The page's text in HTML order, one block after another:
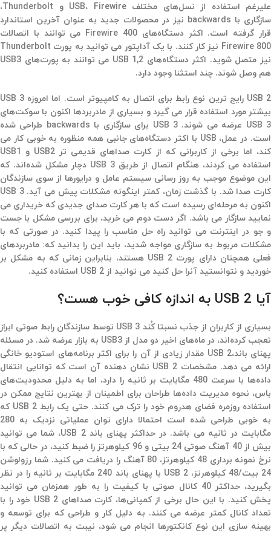
علیرغم استفاده از نسل‌های مختلف USB، Firewire و Thunderbolt،
سازگاری با backwards نیز در محصولات جدید به عنوان آخرین استاندارد
قرار گرفته است. اکثر دستگاه‌های Firewire 400 می توانند با اتصالات
Firewire 800 نیز کار کنند. با یک آداپتور می توانید به پورت Thunderbolt
نیز متصل شوید. اکثر دستگاه‌های USB 1,2 می توانند به پورت‌های USB3
هم وصل شوند. چند استثنا وجود دارد.
USB 2 رایج ترین نوع رابط برای اتصال به کامپیوتر است. اما امروزه USB 3
بیشتر مورد استفاده قرار می گیرد و بسیاری از مادربردها اکنون با سوکت‌های
USB 3 عرضه می شوند. USB 3 برای سازگاری با backwards طراحی شده
است. در عمل، USB با اکثر دستگاه‌های جانبی همه منظوره به خوبی کار می
کند،‌ اما برخی از کاربرانی که از کارت صداهای قدیمی تر USB2 و USB1
استفاده می کردند، هنگام اتصال از طریق USB 3 دچار مشکل شده‌اند. که
این موضوع موجب به روز رسانی سیستم عامل و درایورها از سوی سازندگان
کارت صدا شد. با گذشت زمان، کمتر اینگونه مشکلات پیش می آید. USB 3
اکنون به مرحله‌ای رسیده است که با هر کارت صدای جدیدی که خریداری می
نمایید سازگار می باشد. اگر دست دوم می خرید، برای بررسی مشکل با جست
و جو در اینترنت می توانید راه حل مناسب را پیدا کنید. در صورتی که با
مشکلات مربوط به سازگاری مواجه شدید،‌ باید این را بدانید که: مادربردهای
فعلی همچنان دارای پورت USB 2 هستند، بنابراین زمانی که به مشکل بر
خوردید و نتوانستید آنرا حل کنید می توانید از USB 2 استفاده کنید.
آیا USB 2 به اندازه کافی خوب هست؟
بسیاری از کاربران از جذب نسبتا کُند USB 3 توسط سازندگان رابط صوتی ابراز
تعجب کرده‌اند،‌ در ماه‌های اخیر دو مدل از USB3 به بازار عرضه شد. در مسئله
پهنای باند،‌USB 2 مقدار زیادی از آن را برای اکثر برنامه‌های استودیو خانگی
ارائه می دهد. مشخصات USB 2 نشان دهنده آن است که توانایی انتقال
داده‌ها با سرعت 480 مگابایت بر ثانیه را دارد،‌ اما به دلیل محدودیت‌های
باس، نحوه مدیریت داده‌ها طراحان برای اطمینان از بهترین نتایج ممکن در
استفاده روزمره فضای هدروم خود را ترک می کنند. حتی یک رابط USB 2 که
به خوبی طراحی شده است احتمالا دارای توان عملیاتی نزدیک به 280
مگابایت در ثانیه می باشد. در حداکثر پهنای باند USB 2، شما می توانید
بیش از 40 آهنگ صوتی 24 بیتی و 96 کیلوهرتز را ضبط کنید، در حالی که با
نرخ نمونه برداری 48 کیلوهرتز، 80 آهنگ را دریافت می کنید. شما رزولوشن
24 بیت/48 کیلوهرتز،‌ USB 2 با پهنای باند 240 مگابایت بر ثانیه را در نظر
بگیرید، حداکثر 40 کانال صوتی با کیفیت را به طور همزمان می توانید
پخش کنید. با این حال برخی از کمپانی‌ها، کارت صداهای USB 2 خود را با
تعداد کانال کمتر عرضه می کنند. به دلیل کار و طراحی که برای توسعه و
بهینه سازی این نوع کانکتورها انجام می شود، نیبت به اتصالات دیگر پر